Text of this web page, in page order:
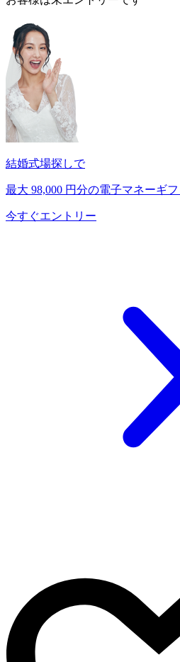
結婚式場探しで
最大 98,000 円分の電子マネーギ
今すぐエントリー